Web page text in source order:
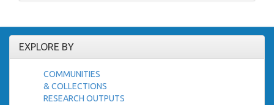
EXPLORE BY
COMMUNITIES
& COLLECTIONS
RESEARCH OUTPUTS